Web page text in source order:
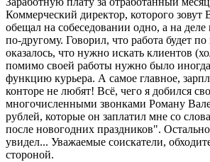
Коммерческий директор, которого зовут
обещал на собеседовании одно, а на деле
по-другому. Говорил, что работа будет
оказалось, что нужно искать клиентов
помимо своей работы нужно было
функцию курьера. А самое главное,
конторе не любят! Всё, чего я добился
многочисленными звонками Роману
рублей, которые он заплатил мне со
после новогодних праздников".
увидел... Уважаемые соискатели,
стороной.